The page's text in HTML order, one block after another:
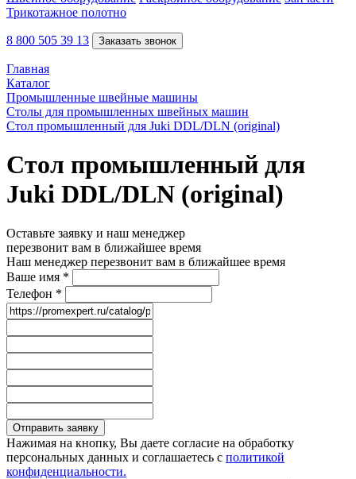
Трикотажное полотно
8 800 505 39 13 Заказать звонок
Главная
Каталог
Промышленные швейные машины
Столы для промышленных швейных машин
Стол промышленный для Juki DDL/DLN (original)
Стол промышленный для
Juki DDL/DLN (original)
Оставьте заявку и наш менеджер
перезвонит вам в ближайшее время
Наш менеджер перезвонит вам в ближайшее время
Ваше имя *
Телефон *
Отправить заявку
Нажимая на кнопку, Вы даете согласие на обработку
персональных данных и соглашаетесь с политикой
конфиденциальности.